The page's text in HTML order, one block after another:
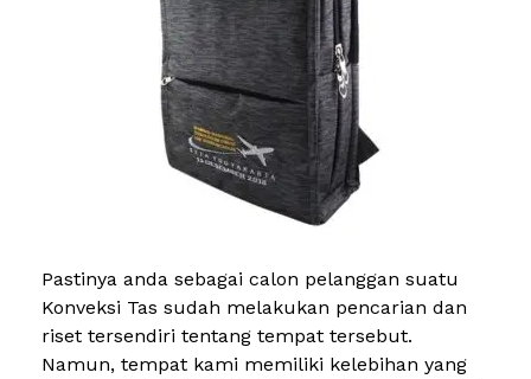
Pastinya anda sebagai calon pelanggan suatu
Konveksi Tas sudah melakukan pencarian dan
riset tersendiri tentang tempat tersebut.
Namun, tempat kami memiliki kelebihan yang